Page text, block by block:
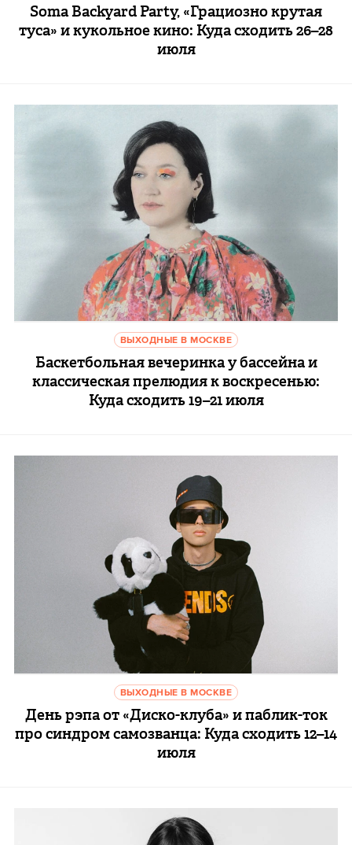
Soma Backyard Party, «Грациозно крутая
туса» и кукольное кино: Куда сходить 26–28
июля
ВЫХОДНЫЕ В МОСКВЕ
Баскетбольная вечеринка у бассейна и
классическая прелюдия к воскресенью:
Куда сходить 19–21 июля
ВЫХОДНЫЕ В МОСКВЕ
День рэпа от «Диско-клуба» и паблик-ток
про синдром самозванца: Куда сходить 12–14
июля